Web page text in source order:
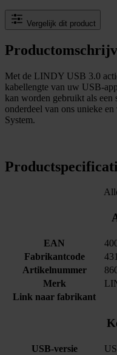
Vergelijk dit product
Met de LINDY USB 3.0
kabellengte van uw USB-
kan worden gebruikt als een
onderdeel van ons unieke
System.
EAN
Fabrikantcode
Artikelnummer
Merk
Link naar fabrikant
USB-versie